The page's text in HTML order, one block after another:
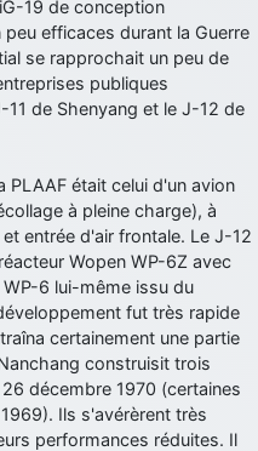
rares lycées militaires
ne peut pas faire de mal !
voire après une prépa
de temps devant toi
officier de l'armée de l'air?
.mais nous aimerions avoir
de l'air de la haute -volta
bien les pieds, j’avoue
OK dirait-on… Merci à toi.
les accessoires de personne
19 de conception
efficaces durant la Guerre
se rapprochait un peu de
publiques
de Shenyang et le J-12 de
PLAAF était celui d'un avion
à pleine charge), à
entrée d'air frontale. Le J-12
Wopen WP-6Z avec
6 lui-même issu du
fut très rapide
certainement une partie
construisit trois
décembre 1970 (certaines
Ils s'avérèrent très
performances réduites. Il